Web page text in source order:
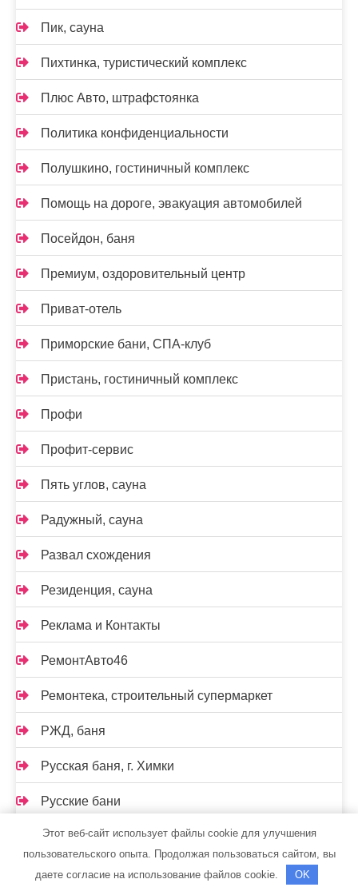
Пик, сауна
Пихтинка, туристический комплекс
Плюс Авто, штрафстоянка
Политика конфиденциальности
Полушкино, гостиничный комплекс
Помощь на дороге, эвакуация автомобилей
Посейдон, баня
Премиум, оздоровительный центр
Приват-отель
Приморские бани, СПА-клуб
Пристань, гостиничный комплекс
Профи
Профит-сервис
Пять углов, сауна
Радужный, сауна
Развал схождения
Резиденция, сауна
Реклама и Контакты
РемонтАвто46
Ремонтека, строительный супермаркет
РЖД, баня
Русская баня, г. Химки
Русские бани
Русские бани на Старой Гальянке
Русский Пар, баня
Этот веб-сайт использует файлы cookie для улучшения
пользовательского опыта. Продолжая пользоваться сайтом, вы
даете согласие на использование файлов cookie.
OK